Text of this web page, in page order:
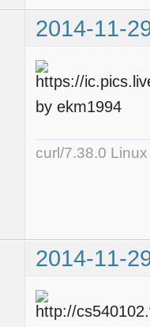
2014-11-
by ekm1994
curl/7.38.0
2014-11-